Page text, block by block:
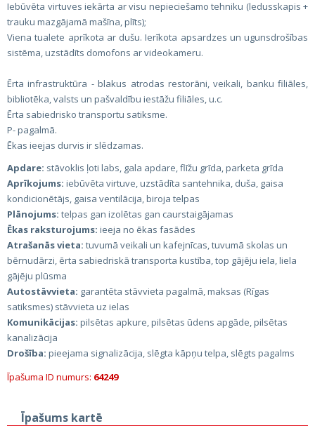
Iebūvēta virtuves iekārta ar visu nepieciešamo tehniku (ledusskapis +
trauku mazgājamā mašīna, plīts);
Viena tualete aprīkota ar dušu. Ierīkota apsardzes un ugunsdrošības
sistēma, uzstādīts domofons ar videokameru.
Ērta infrastruktūra - blakus atrodas restorāni, veikali, banku filiāles,
bibliotēka, valsts un pašvaldību iestāžu filiāles, u.c.
Ērta sabiedrisko transportu satiksme.
P- pagalmā.
Ēkas ieejas durvis ir slēdzamas.
Apdare: stāvoklis ļoti labs, gala apdare, flīžu grīda, parketa grīda
Aprīkojums: iebūvēta virtuve, uzstādīta santehnika, duša, gaisa
kondicionētājs, gaisa ventilācija, biroja telpas
Plānojums: telpas gan izolētas gan caurstaigājamas
Ēkas raksturojums: ieeja no ēkas fasādes
Atrašanās vieta: tuvumā veikali un kafejnīcas, tuvumā skolas un
bērnudārzi, ērta sabiedriskā transporta kustība, top gājēju iela, liela
gājēju plūsma
Autostāvvieta: garantēta stāvvieta pagalmā, maksas (Rīgas
satiksmes) stāvvieta uz ielas
Komunikācijas: pilsētas apkure, pilsētas ūdens apgāde, pilsētas
kanalizācija
Drošība: pieejama signalizācija, slēgta kāpņu telpa, slēgts pagalms
Īpašuma ID numurs: 64249
Īpašums kartē